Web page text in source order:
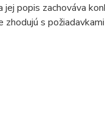
popis zachováva
s